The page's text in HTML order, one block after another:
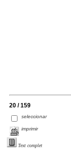
20 / 159
seleccionar
imprimir
Text complet